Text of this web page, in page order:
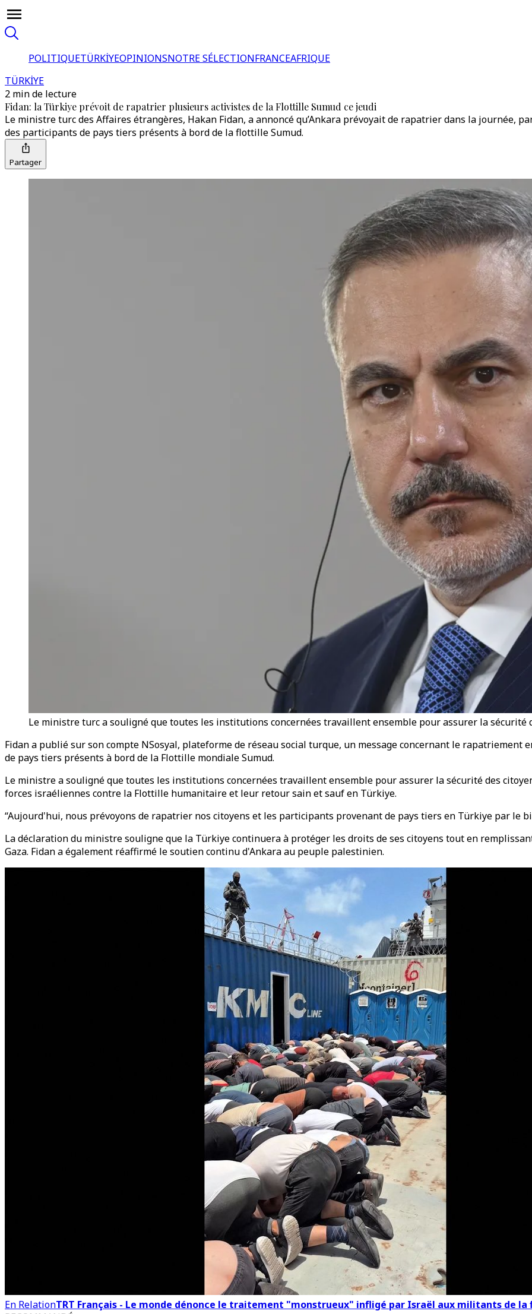
POLITIQUETÜRKİYEOPINIONSNOTRE SÉLECTIONFRANCEAFRIQUE
TÜRKİYE
2 min de lecture
Fidan: la Türkiye prévoit de rapatrier plusieurs activistes de la Flottille Sumud ce jeudi
Le ministre turc des Affaires étrangères, Hakan Fidan, a annoncé qu’Ankara prévoyait de rapatrier dans la journée,
des participants de pays tiers présents à bord de la flottille Sumud.
Partager
Le ministre turc a souligné que toutes les institutions concernées travaillent ensemble pour assurer la sécurité
Fidan a publié sur son compte NSosyal, plateforme de réseau social turque, un message concernant le
de pays tiers présents à bord de la Flottille mondiale Sumud.
Le ministre a souligné que toutes les institutions concernées travaillent ensemble pour assurer la sécurité des
forces israéliennes contre la Flottille humanitaire et leur retour sain et sauf en Türkiye.
“Aujourd'hui, nous prévoyons de rapatrier nos citoyens et les participants provenant de pays tiers en Türkiye par le
La déclaration du ministre souligne que la Türkiye continuera à protéger les droits de ses citoyens tout en
Gaza. Fidan a également réaffirmé le soutien continu d'Ankara au peuple palestinien.
En RelationTRT Français - Le monde dénonce le traitement "monstrueux" infligé par Israël aux militants de